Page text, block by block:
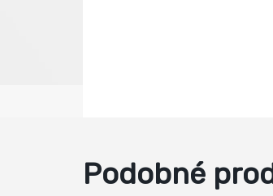
Podobné